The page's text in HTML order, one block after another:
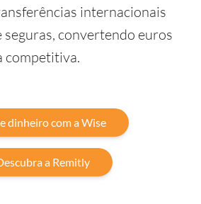
internacionais
seguras, convertendo euros
competitiva.
dinheiro com a Wise
a Remitly